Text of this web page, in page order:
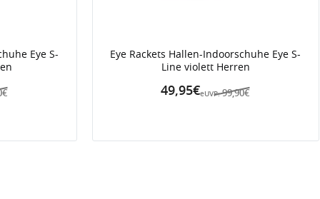
Eye S-
Eye Rackets Hallen-Indoorschuhe Eye S-
Line violett Herren
eUVP: 99,90€
49,95€